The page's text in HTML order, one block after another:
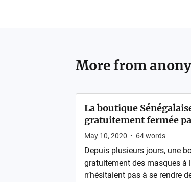
More from
La boutique
gratuitement fermée
May 10, 2020 • 64words
Depuis plusieurs jours, une
gratuitement des masques à
n’hésitaient pas à se rendre